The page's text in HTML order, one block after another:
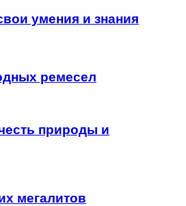
умения и знания
ремесел
природы и
мегалитов